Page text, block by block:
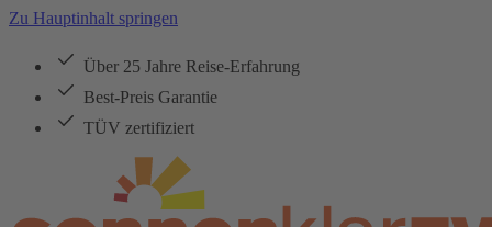
Zu Hauptinhalt springen
Über 25 Jahre Reise-Erfahrung
Best-Preis Garantie
TÜV zertifiziert